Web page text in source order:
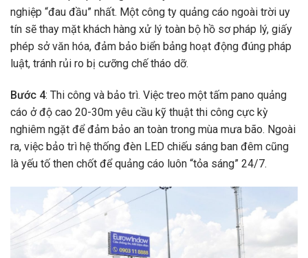
nghiệp “đau đầu” nhất. Một công ty quảng cáo ngoài trời uy
tín sẽ thay mặt khách hàng xử lý toàn bộ hồ sơ pháp lý, giấy
phép sở văn hóa, đảm bảo biển bảng hoạt động đúng pháp
luật, tránh rủi ro bị cưỡng chế tháo dỡ.
Bước 4: Thi công và bảo trì. Việc treo một tấm pano quảng
cáo ở độ cao 20-30m yêu cầu kỹ thuật thi công cực kỳ
nghiêm ngặt để đảm bảo an toàn trong mùa mưa bão. Ngoài
ra, việc bảo trì hệ thống đèn LED chiếu sáng ban đêm cũng
là yếu tố then chốt để quảng cáo luôn “tỏa sáng” 24/7.